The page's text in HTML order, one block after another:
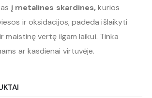
į metalines skardines, kurios
ir oksidacijos, padeda išlaikyti
maistinę vertę ilgam laikui. Tinka
ar kasdienai virtuvėje.